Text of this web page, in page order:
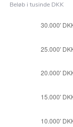
Beløb i tusinde DKK